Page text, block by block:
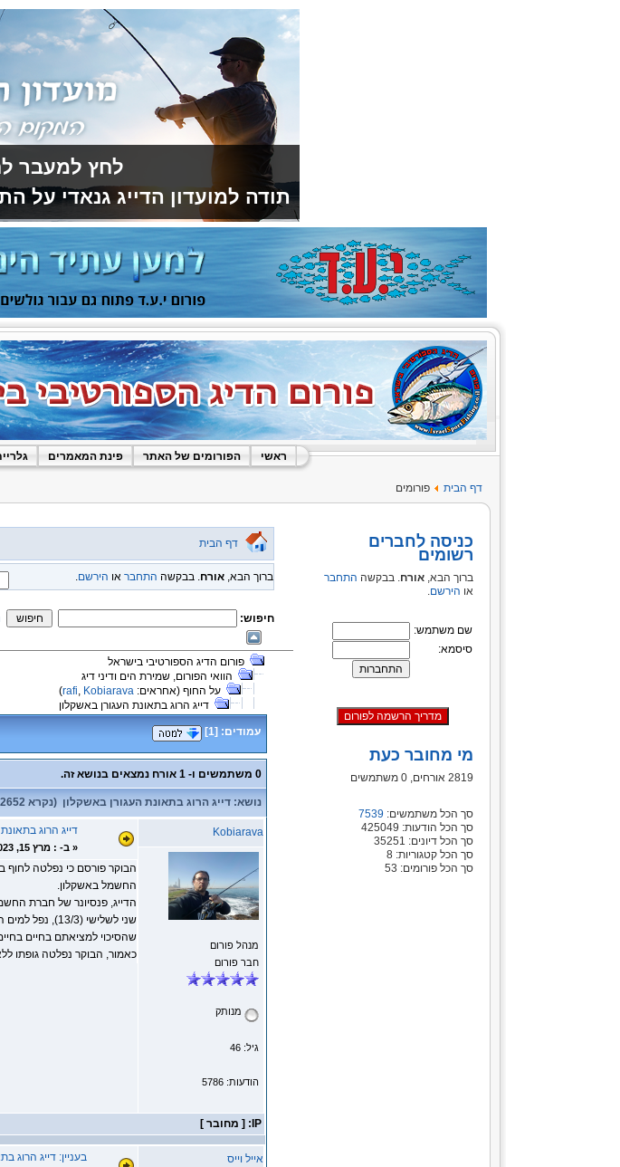
לחץ למעבר
תודה למועדון הדייג גנאדי על
ראשי הפורומים של האתר פינת המאמרים
דף הבית פורומים
כניסה לחברים
רשומים
ברוך הבא, אורח. בבקשה התחבר
או הירשם.
שם משתמש:
סיסמא:
מי מחובר כעת
2819 אורחים, 0 משתמשים
סך הכל משתמשים: 7539
סך הכל הודעות: 425049
סך הכל דיונים: 35251
סך הכל קטגוריות: 8
סך הכל פורומים: 53
דף הבית
ברוך הבא, אורח. בבקשה התחבר או הירשם.
חיפוש:
פורום הדיג הספורטיבי בישראל
הוואי הפורום, שמירת הים ודיני דיג
על החוף (אחראים: rafi, Kobiarava
)
דייג הרוג בתאונת העגורן באשקלון
עמודים: [
1
]
0 משתמשים ו- 1 אורח נמצאים בנושא זה.
נושא: דייג הרוג בתאונת העגורן באשקלון (נקרא 2652 פעמים)
Kobiarava
מנהל פורום
חבר פורום
מנותק
גיל: 46
הודעות: 5786
דייג הרוג
« ב- : מרץ 15, 2023, 08:53:15 AM »
הבוקר פורסם כי נפלטה
החשמל באשקלון.
הדייג, פנסיונר של חברת
שני לשלישי
שהסיכוי למציאתם בחיים
כאמור, הבוקר נפלטה גופתו
אייל וייס בעניין: דייג הרוג